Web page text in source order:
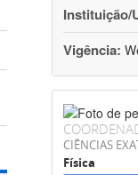
Instituição/
Vigência:
CIÊNCIAS
Física